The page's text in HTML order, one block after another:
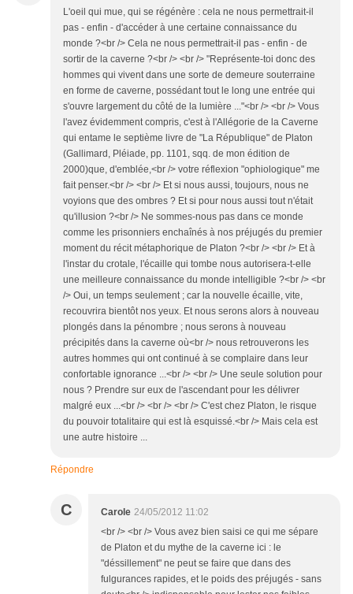
L'oeil qui mue, qui se régénère : cela ne nous permettrait-il
pas - enfin - d'accéder à une certaine connaissance du
monde ?<br /> Cela ne nous permettrait-il pas - enfin - de
sortir de la caverne ?<br /> <br /> "Représente-toi donc des
hommes qui vivent dans une sorte de demeure souterraine
en forme de caverne, possédant tout le long une entrée qui
s'ouvre largement du côté de la lumière ..."<br /> <br /> Vous
l'avez évidemment compris, c'est à l'Allégorie de la Caverne
qui entame le septième livre de "La République" de Platon
(Gallimard, Pléiade, pp. 1101, sqq. de mon édition de
2000)que, d'emblée,<br /> votre réflexion "ophiologique" me
fait penser.<br /> <br /> Et si nous aussi, toujours, nous ne
voyions que des ombres ? Et si pour nous aussi tout n'était
qu'illusion ?<br /> Ne sommes-nous pas dans ce monde
comme les prisonniers enchaînés à nos préjugés du premier
moment du récit métaphorique de Platon ?<br /> <br /> Et à
l'instar du crotale, l'écaille qui tombe nous autorisera-t-elle
une meilleure connaissance du monde intelligible ?<br /> <br
/> Oui, un temps seulement ; car la nouvelle écaille, vite,
recouvrira bientôt nos yeux. Et nous serons alors à nouveau
plongés dans la pénombre ; nous serons à nouveau
précipités dans la caverne où<br /> nous retrouverons les
autres hommes qui ont continué à se complaire dans leur
confortable ignorance ...<br /> <br /> Une seule solution pour
nous ? Prendre sur eux de l'ascendant pour les délivrer
malgré eux ...<br /> <br /> <br /> C'est chez Platon, le risque
du pouvoir totalitaire qui est là esquissé.<br /> Mais cela est
une autre histoire ...
Répondre
C Carole 24/05/2012 11:02
<br /> <br /> Vous avez bien saisi ce qui me sépare
de Platon et du mythe de la caverne ici : le
"déssillement" ne peut se faire que dans des
fulgurances rapides, et le poids des préjugés - sans